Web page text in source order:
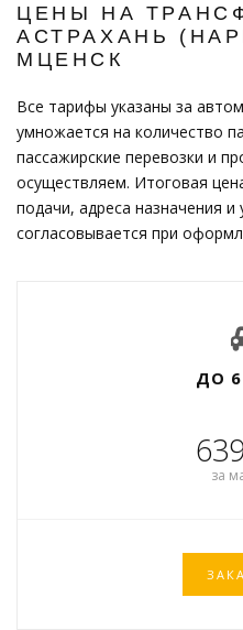
ЦЕНЫ НА
АСТРАХАНЬ
МЦЕНСК
Все тарифы указаны за
умножается на количество
пассажирские перевозки и
осуществляем. Итоговая
подачи, адреса назначения и
согласовывается при
ДО
за